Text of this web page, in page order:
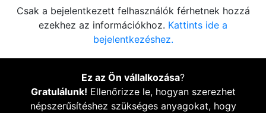
Csak a bejelentkezett felhasználók férhetnek hozzá
ezekhez az információkhoz. Kattints ide a
bejelentkezéshez.
Ez az Ön vállalkozása?
Gratulálunk! Ellenőrizze le, hogyan szerezhet
népszerűsítéshez szükséges anyagokat, hogy